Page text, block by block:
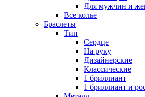
Для мужчин и
Все колье
Браслеты
Тип
Сердце
На руку
Дизайнерские
Классические
1 бриллиант
1 бриллиант и